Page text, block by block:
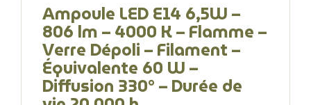
Ampoule LED E14 6,5W –
806 lm – 4000 K – Flamme –
Verre Dépoli – Filament –
Équivalente 60 W –
Diffusion 330° – Durée de